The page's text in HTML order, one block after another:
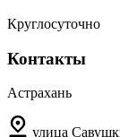
Круглосуточно
Контакты
Астрахань
улица